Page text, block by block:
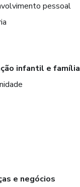
pessoal
infantil e família
e negócios